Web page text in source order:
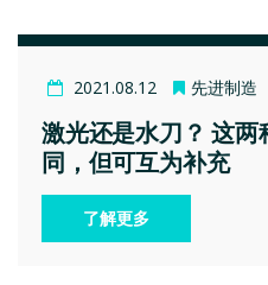
2021.08.12 先进制造
激光还是水刀？ 这
同，但可互为补充
了解更多